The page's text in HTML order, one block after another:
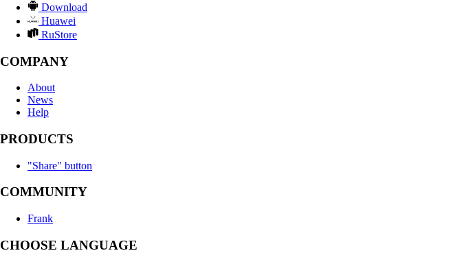
Download
Huawei
RuStore
COMPANY
About
News
Help
PRODUCTS
"Share" button
COMMUNITY
Frank
CHOOSE LANGUAGE